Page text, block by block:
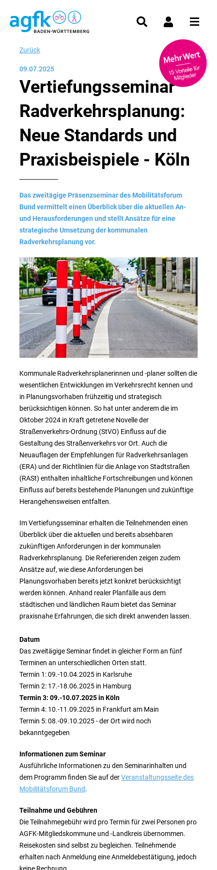
Zurück
09.07.2025
Vertiefungsseminar
Radverkehrsplanung:
Neue Standards und
Praxisbeispiele - Köln
Das zweitägige Präsenzseminar des Mobilitätsforum
Bund vermittelt einen Überblick über die aktuellen An-
und Herausforderungen und stellt Ansätze für eine
strategische Umsetzung der kommunalen
Radverkehrsplanung vor.
Kommunale Radverkehrsplanerinnen und -planer sollten die
wesentlichen Entwicklungen im Verkehrsrecht kennen und
in Planungsvorhaben frühzeitig und strategisch
berücksichtigen können. So hat unter anderem die im
Oktober 2024 in Kraft getretene Novelle der
Straßenverkehrs-Ordnung (StVO) Einfluss auf die
Gestaltung des Straßenverkehrs vor Ort. Auch die
Neuauflagen der Empfehlungen für Radverkehrsanlagen
(ERA) und der Richtlinien für die Anlage von Stadtstraßen
(RASt) enthalten inhaltliche Fortschreibungen und können
Einfluss auf bereits bestehende Planungen und zukünftige
Herangehensweisen entfalten.
Im Vertiefungsseminar erhalten die Teilnehmenden einen
Überblick über die aktuellen und bereits absehbaren
zukünftigen Anforderungen in der kommunalen
Radverkehrsplanung. Die Referierenden zeigen zudem
Ansätze auf, wie diese Anforderungen bei
Planungsvorhaben bereits jetzt konkret berücksichtigt
werden können. Anhand realer Planfälle aus dem
städtischen und ländlichen Raum bietet das Seminar
praxisnahe Erfahrungen, die sich direkt anwenden lassen.
Datum
Das zweitägige Seminar findet in gleicher Form an fünf
Terminen an unterschiedlichen Orten statt.
Termin 1: 09.-10.04.2025 in Karlsruhe
Termin 2: 17.-18.06.2025 in Hamburg
Termin 3: 09.-10.07.2025 in Köln
Termin 4: 10.-11.09.2025 in Frankfurt am Main
Termin 5: 08.-09.10.2025 - der Ort wird noch
bekanntgegeben
Informationen zum Seminar
Ausführliche Informationen zu den Seminarinhalten und
dem Programm finden Sie auf derVeranstaltungsseite des
Mobilitätsforum Bund.
Teilnahme und Gebühren
Die Teilnahmegebühr wird pro Termin für zwei Personen pro
AGFK-Mitgliedskommune und -Landkreis übernommen.
Reisekosten sind selbst zu begleichen. Teilnehmende
erhalten nach Anmeldung eine Anmeldebestätigung, jedoch